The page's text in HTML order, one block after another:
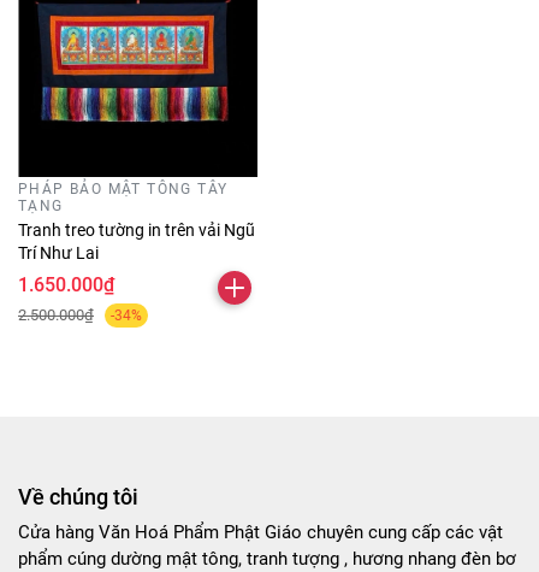
PHÁP BẢO MẬT TÔNG TÂY
TẠNG
Tranh treo tường in trên vải Ngũ
Trí Như Lai
1.650.000₫
2.500.000₫ -34%
Về chúng tôi
Cửa hàng Văn Hoá Phẩm Phật Giáo chuyên cung cấp các vật
phẩm cúng dường mật tông, tranh tượng , hương nhang đèn bơ